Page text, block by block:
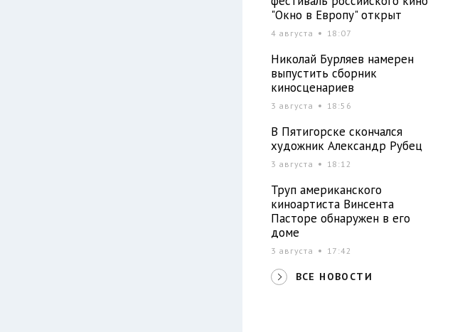
"Окно в Европу" открыт
4 августа 18:07
Николай Бурляев намерен
выпустить сборник
киносценариев
3 августа 18:56
В Пятигорске скончался
художник Александр Рубец
3 августа 18:12
Труп американского
киноартиста Винсента
Пасторе обнаружен в его
доме
3 августа 17:42
ВСЕ НОВОСТИ